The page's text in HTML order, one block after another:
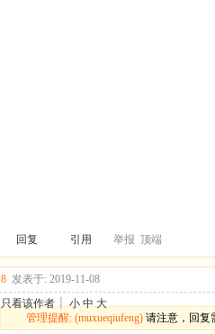
回复 引用 举报 顶端
8 发表于: 2019-11-08
只看该作者 ┊ 小 中 大
管理提醒: (muxueqiufeng) 请注意，回复